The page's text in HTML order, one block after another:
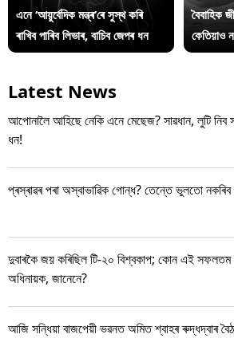
এনে ‘আয়ুৰ্বেদিক মন্ত্ৰ’ৰে সুস্থ কৰি
ৰাখিব পাৰিব লিভাৰ, বাচিব জেপৰ ধন
বৈবাহিক
কেতিয়াও
Latest News
আপোনালৈ আহিছে নেকি এনে মেছেজ? সাৱধান, লুটি
ধন!
প্ৰস্ৰাৱৰ পৰা অস্বাভাৱিক গোন্ধ? তেন্তে ভুলতো
দুবাৰকৈ জয় কৰিছিল টি-২০ বিশ্বকাপ; কোন এই সফলতম
অধিনায়ক, জানেনে?
আজি সন্ধিয়া বাজপেয়ী ভৱনত অমিত শ্বাহৰ ৰুদ্ধদ্বাৰ